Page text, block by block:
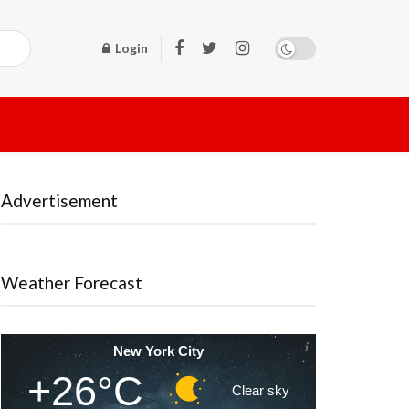
Login
Advertisement
Weather Forecast
New York City
+26°C Clear sky